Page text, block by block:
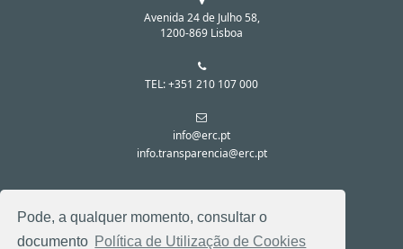
Pode, a qualquer momento, consultar o
documento Política de Utilização de Cookies
Avenida 24 de Julho 58,
1200-869 Lisboa
TEL: +351 210 107 000
info@erc.pt
info.transparencia@erc.pt